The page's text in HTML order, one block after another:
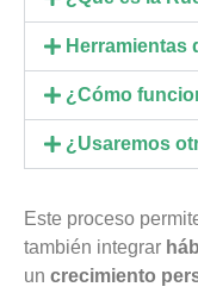
Herramientas
¿Cómo
¿Usaremos
Este proceso
también integrar
un crecimiento